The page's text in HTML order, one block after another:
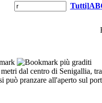
Tutti]AB
dal centro di Senigallia,
può pranzare all'aperto sul